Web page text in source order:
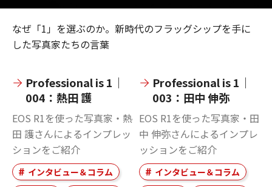
なぜ「1」を選ぶのか。新時代のフラッグシップを手に
した写真家たちの言葉
Professional is 1｜
004：熱田 護
EOS R1を使った写真家・熱
田 護さんによるインプレッ
ションをご紹介
インタビュー＆コラム
Professional is 1｜
003：田中 伸弥
EOS R1を使った写真家・田
中 伸弥さんによるインプレ
ッションをご紹介
インタビュー＆コラム